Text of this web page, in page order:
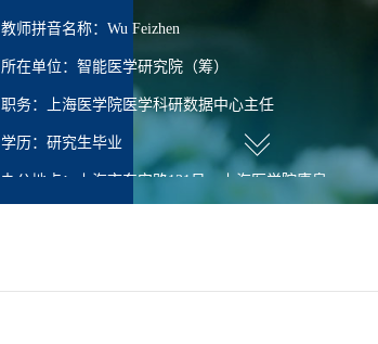
教师拼音名称：Wu Feizhen
所在单位：智能医学研究院（筹）
职务：上海医学院医学科研数据中心主任
学历：研究生毕业
办公地点：上海市东安路131号，上海医学院康泉
图书馆1108